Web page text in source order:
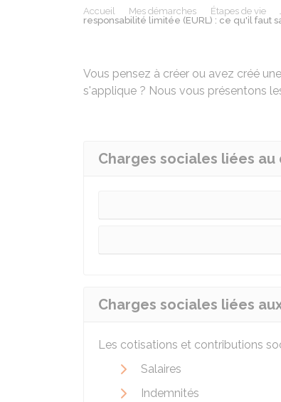
Accueil Mes démarches Étapes de vie
responsabilité limitée (EURL) : ce qu'il faut
Vous pensez à créer ou avez créé
s'applique ? Nous vous présentons
Charges sociales liées
Charges sociales liées
Les cotisations et contributions
Salaires
Indemnités